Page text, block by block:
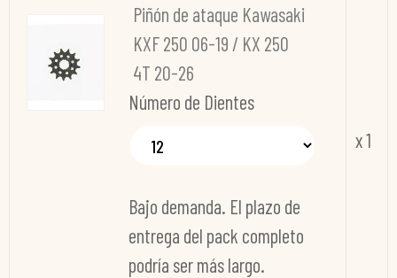
Piñón de ataque Kawasaki
KXF 250 06-19 / KX 250
4T 20-26
Número de Dientes
Bajo demanda. El plazo de
entrega del pack completo
podría ser más largo.
x 1